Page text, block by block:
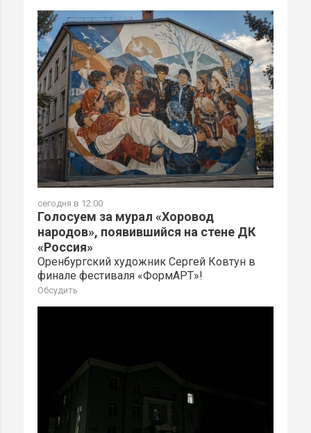
сегодня в 12:00
Голосуем за мурал «Хоровод
народов», появившийся на стене ДК
«Россия»
Оренбургский художник Сергей Ковтун в
финале фестиваля «ФормАРТ»!
Обсудить